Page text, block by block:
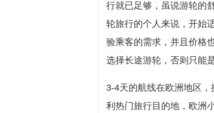
行就已足够，虽说游轮的
轮旅行的个人来说，开始
验乘客的需求，并且价格
选择长途游轮，否则只能
3-4天的航线在欧洲地区
利热门旅行目的地，欧洲